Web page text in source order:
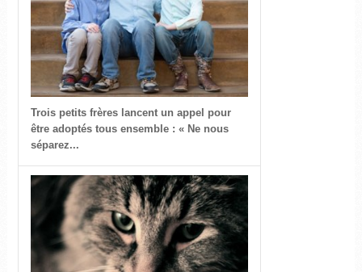
Trois petits frères lancent un appel pour
être adoptés tous ensemble : « Ne nous
séparez...